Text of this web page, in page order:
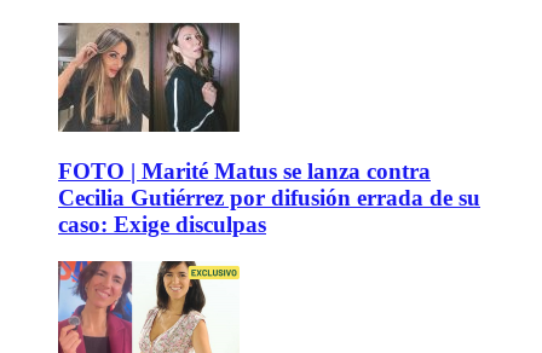
FOTO | Marité Matus se lanza contra
Cecilia Gutiérrez por difusión errada de su
caso: Exige disculpas